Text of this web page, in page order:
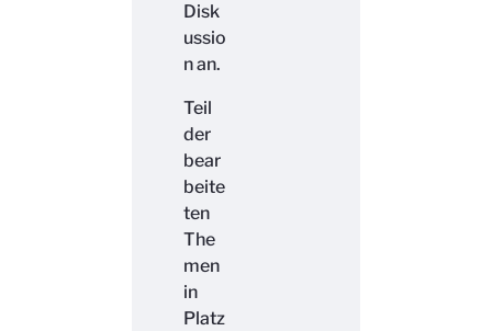
Disk
ussio
n an.
Teil
der
bear
beite
ten
The
men
in
Platz